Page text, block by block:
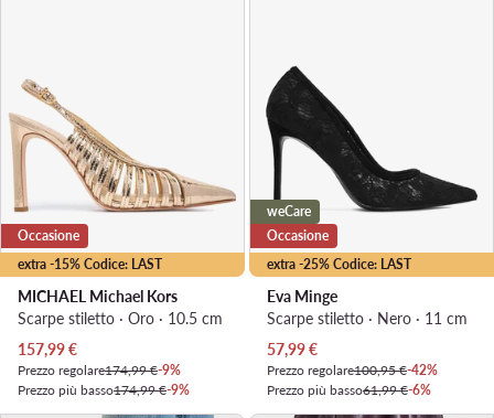
extra -15% Codice: LAST
Occasione
MICHAEL Michael Kors
Scarpe stiletto · Oro · 10.5 cm
Prezzo attuale
157,99€
Prezzo regolare174,99 €-9%
Prezzo più basso174,99 €-9%
extra -25% Codice: LAST
weCare
Occasione
Eva Minge
Scarpe stiletto · Nero · 11 cm
Prezzo attuale
57,99€
Prezzo regolare100,95 €-42%
Prezzo più basso61,99 €-6%